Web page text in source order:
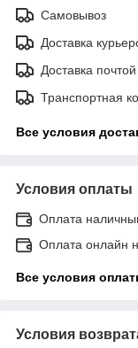
Самовывоз
Доставка
Доставка почтой
Транспортная
Все условия
Условия оплаты
Оплата
Оплата онлайн
Все условия
Условия